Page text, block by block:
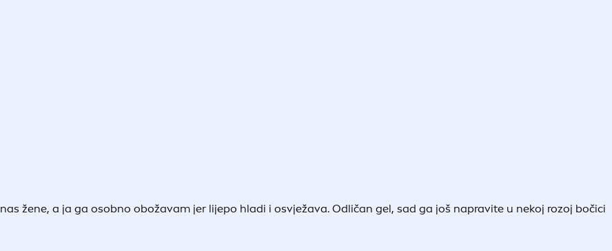
žene, a ja ga osobno obožavam jer lijepo hladi i osvježava. Odličan gel, sad ga još napravite u nekoj rozoj bočici